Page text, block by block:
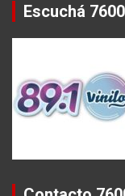
Escuchá